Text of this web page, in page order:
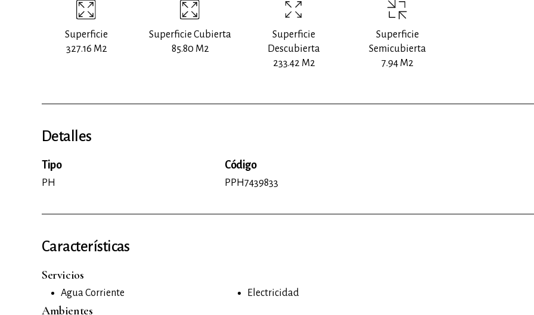
Superficie
327.16 M2
Superficie Cubierta
85.80 M2
Superficie
Descubierta
233.42 M2
Superficie
Semicubierta
7.94 M2
Detalles
Tipo
PH
Código
PPH7439833
Características
Servicios
Agua Corriente Electricidad
Ambientes